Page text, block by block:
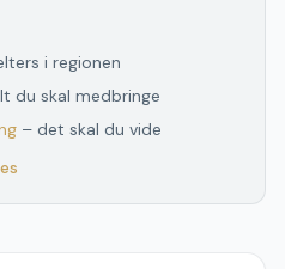
i regionen
du skal medbringe
– det skal du vide